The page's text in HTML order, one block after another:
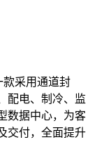
款采用通道封
配电、制冷、监
数据中心，为客
交付，全面提升